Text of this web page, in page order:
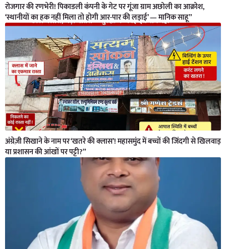
रोजगार की रणभेरी! पिकाडली कंपनी के गेट पर गूंजा ग्राम अछोली का आक्रोश,
‘स्थानीयों का हक नहीं मिला तो होगी आर-पार की लड़ाई’ — मानिक साहू”
अंग्रेज़ी सिखाने के नाम पर ‘खतरे की क्लास’! महासमुंद में बच्चों की जिंदगी से खिलवाड़
या प्रशासन की आंखों पर पट्टी?”